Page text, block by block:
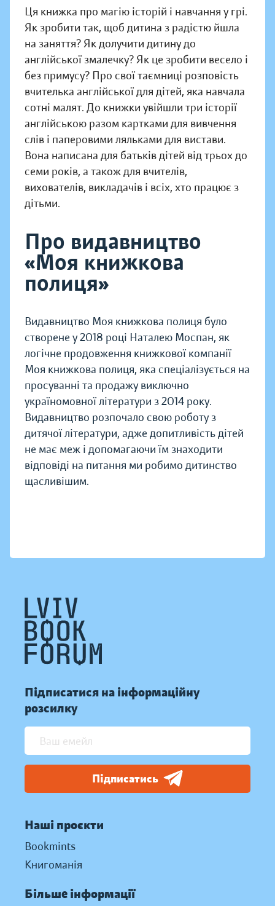
Ця книжка про магію історій і навчання у грі.
Як зробити так, щоб дитина з радістю йшла
на заняття? Як долучити дитину до
англійської змалечку? Як це зробити весело і
без примусу? Про свої таємниці розповість
вчителька англійської для дітей, яка навчала
сотні малят. До книжки увійшли три історії
англійською разом картками для вивчення
слів і паперовими ляльками для вистави.
Вона написана для батьків дітей від трьох до
семи років, а також для вчителів,
вихователів, викладачів і всіх, хто працює з
дітьми.
Про видавництво
«Моя книжкова
полиця»
Видавництво Моя книжкова полиця було
створене у 2018 році Наталею Моспан, як
логічне продовження книжкової компанії
Моя книжкова полиця, яка спеціалізується на
просуванні та продажу виключно
україномовної літератури з 2014 року.
Видавництво розпочало свою роботу з
дитячої літератури, адже допитливість дітей
не має меж і допомагаючи їм знаходити
відповіді на питання ми робимо дитинство
щасливішим.
Підписатися на інформаційну
розсилку
Підписатись
Наші проєкти
Bookmints
Книгоманія
Більше інформації